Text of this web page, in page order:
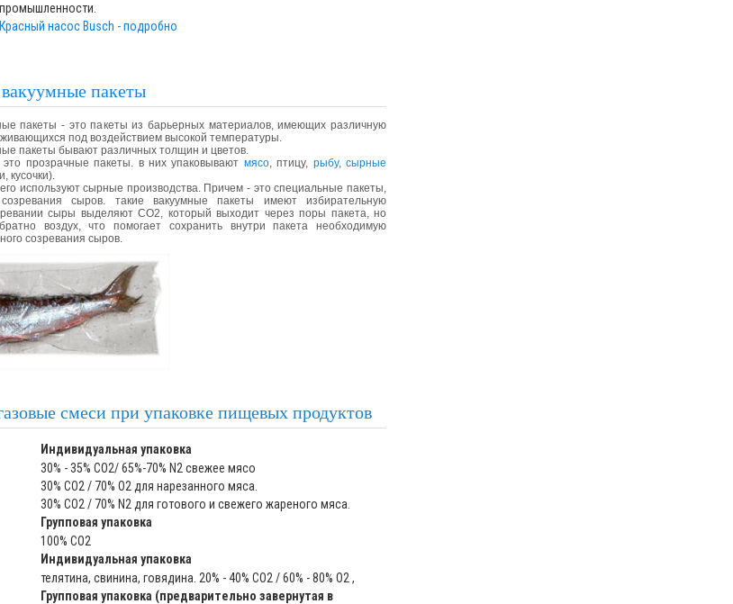
промышленности.
Красный насос Busch - подробно
пакеты
пакеты - это пакеты из барьерных материалов, имеющих различную
под воздействием высокой температуры.
пакеты бывают различных толщин и цветов.
прозрачные пакеты. в них упаковывают мясо, птицу, рыбу,сырные
кусочки).
используют сырные производства. Причем - это специальные пакеты,
сыров. такие вакуумные пакеты имеют избирательную
сыры выделяют CO2, который выходит через поры пакета, но
воздух, что помогает сохранить внутри пакета необходимую
созревания сыров.
смеси при упаковке пищевых продуктов
Индивидуальная упаковка
30% - 35% CO2/ 65%-70% N2 свежее мясо
30% CO2 / 70% O2 для нарезанного мяса.
30% CO2 / 70% N2 для готового и свежего жареного мяса.
Групповая упаковка
100% CO2
Индивидуальная упаковка
телятина, свинина, говядина. 20% - 40% CO2 / 60% - 80% O2 ,
Групповая упаковка (предварительно завернутая в